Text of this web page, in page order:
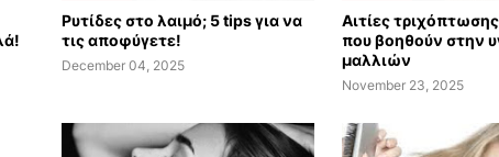
Ρυτίδες στο λαιμό; 5 tips για να
τις αποφύγετε!
December 04, 2025
Αιτίες
που βοηθούν στην
μαλλιών
November 23, 2025